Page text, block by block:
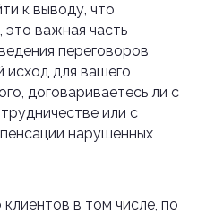
к выводу, что
важная часть
переговоров
для вашего
договариваетесь ли с
или с
нарушенных
в том числе, по